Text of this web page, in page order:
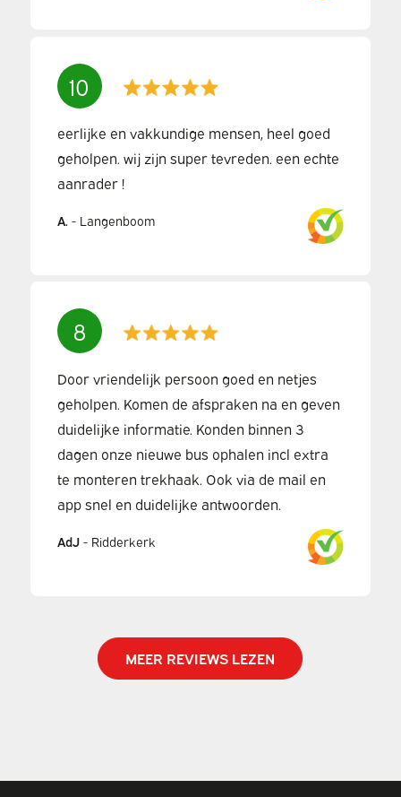
10
eerlijke en vakkundige mensen, heel goed
geholpen. wij zijn super tevreden. een echte
aanrader !
A.- Langenboom
8
Door vriendelijk persoon goed en netjes
geholpen. Komen de afspraken na en geven
duidelijke informatie. Konden binnen 3
dagen onze nieuwe bus ophalen incl extra
te monteren trekhaak. Ook via de mail en
app snel en duidelijke antwoorden.
AdJ- Ridderkerk
MEER REVIEWS LEZEN